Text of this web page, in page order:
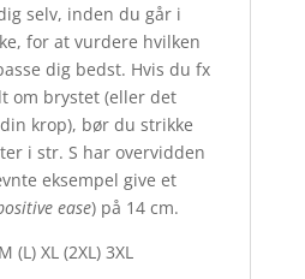
selv, inden du går i
for at vurdere hvilken
dig bedst. Hvis du fx
om brystet (eller det
krop), bør du strikke
i str. S har overvidden
eksempel give et
ease) på 14 cm.
(L) XL (2XL) 3XL